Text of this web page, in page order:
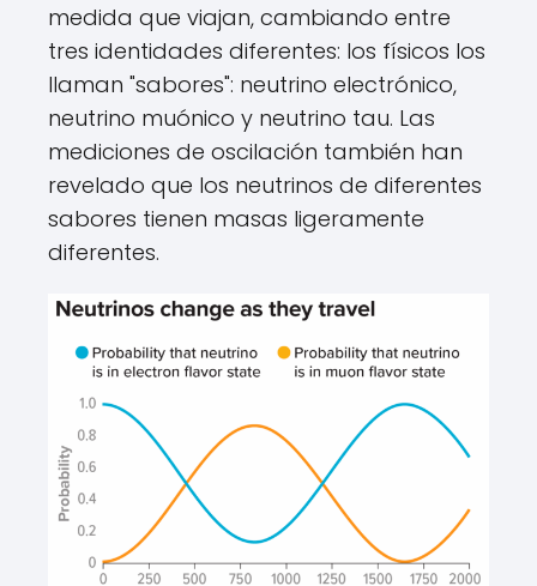
medida que viajan, cambiando entre
tres identidades diferentes: los físicos los
llaman "sabores": neutrino electrónico,
neutrino muónico y neutrino tau. Las
mediciones de oscilación también han
revelado que los neutrinos de diferentes
sabores tienen masas ligeramente
diferentes.